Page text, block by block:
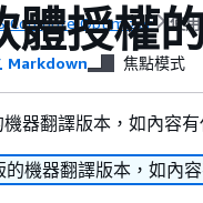
Compute Optimizer 使
體授權
Markdown 焦點模式
器翻譯版本，如內容
機器翻譯版本，如內